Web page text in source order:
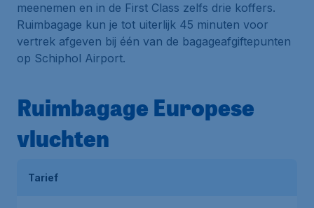
meenemen en in de First Class zelfs drie koffers.
Ruimbagage kun je tot uiterlijk 45 minuten voor
vertrek afgeven bij één van de bagageafgiftepunten
op Schiphol Airport.
Ruimbagage Europese
vluchten
Tarief